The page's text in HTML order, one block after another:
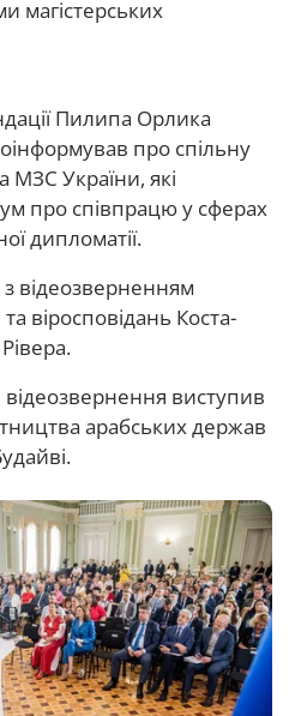
магістерських
Пилипа Орлика
про спільну
МЗС України, які
про співпрацю у сферах
дипломатії.
відеозверненням
віросповідань Коста-
відеозвернення виступив
арабських держав